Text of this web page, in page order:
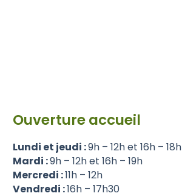
Ouverture accueil
Lundi et jeudi :9h – 12h et 16h – 18h
Mardi :9h – 12h et 16h – 19h
Mercredi :11h – 12h
Vendredi :16h – 17h30